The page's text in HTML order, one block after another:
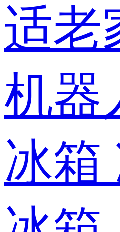
适老
机器
冰箱